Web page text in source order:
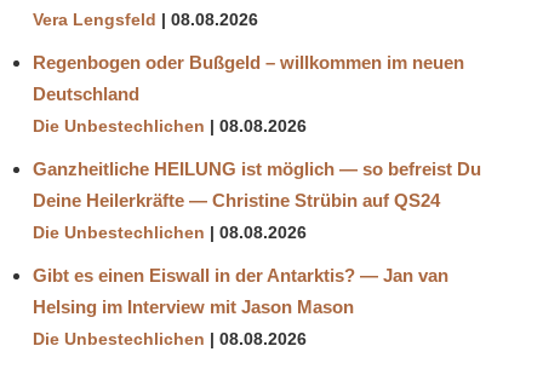
Vera Lengsfeld 08.08.2026
Regenbogen oder Bußgeld – willkommen im neuen
Deutschland
Die Unbestechlichen 08.08.2026
Ganzheitliche HEILUNG ist möglich — so befreist Du
Deine Heilerkräfte — Christine Strübin auf QS24
Die Unbestechlichen 08.08.2026
Gibt es einen Eiswall in der Antarktis? — Jan van
Helsing im Interview mit Jason Mason
Die Unbestechlichen 08.08.2026